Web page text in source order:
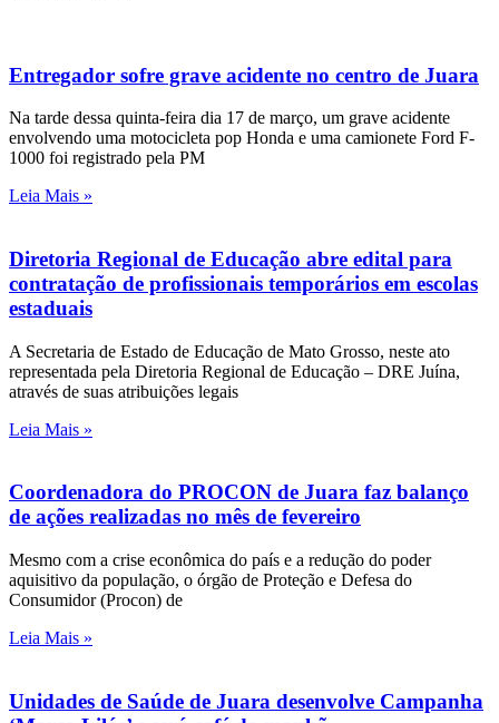
Entregador sofre grave acidente no centro de Juara
Na tarde dessa quinta-feira dia 17 de março, um grave acidente
envolvendo uma motocicleta pop Honda e uma camionete Ford F-
1000 foi registrado pela PM
Leia Mais »
Diretoria Regional de Educação abre edital para
contratação de profissionais temporários em escolas
estaduais
A Secretaria de Estado de Educação de Mato Grosso, neste ato
representada pela Diretoria Regional de Educação – DRE Juína,
através de suas atribuições legais
Leia Mais »
Coordenadora do PROCON de Juara faz balanço
de ações realizadas no mês de fevereiro
Mesmo com a crise econômica do país e a redução do poder
aquisitivo da população, o órgão de Proteção e Defesa do
Consumidor (Procon) de
Leia Mais »
Unidades de Saúde de Juara desenvolve Campanha